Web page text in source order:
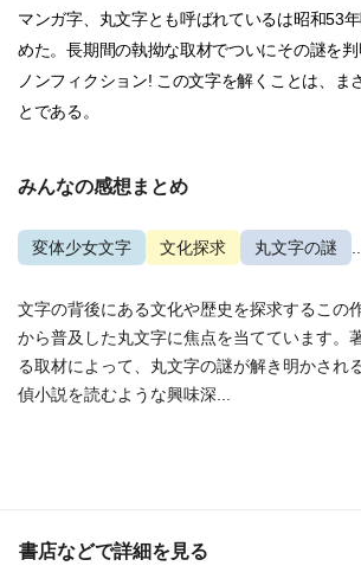
マンガ字、丸文字とも呼ばれているは昭和53
めた。長期間の執拗な取材でついにその謎を
ノンフィクション! この文字を解くことは、ま
とである。
みんなの感想まとめ
変体少女文字 文化探求 丸文字の謎
文字の背後にある文化や歴史を探求するこの
から普及した丸文字に焦点を当てています。
る取材によって、丸文字の謎が解き明かされ
偵小説を読むような興味深...
書店などで詳細を見る